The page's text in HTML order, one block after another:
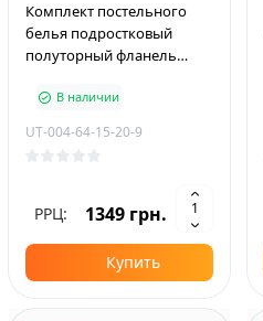
Комплект постельного
белья подростковый
полуторный фланель
В наличии
UT-004-64-15-20-9
РРЦ: 1349 грн.
Купить